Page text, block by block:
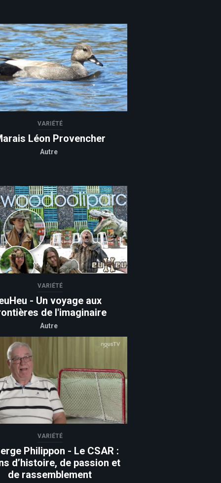
VARIÉTÉ
Léon Provencher
Autre
VARIÉTÉ
- Un voyage aux
de l'imaginaire
Autre
VARIÉTÉ
Philippon - Le CSAR :
d’histoire, de passion et
de rassemblement